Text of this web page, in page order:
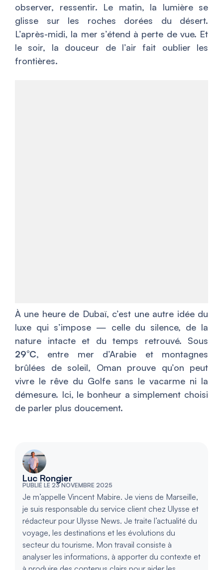
observer, ressentir. Le matin, la lumière se
glisse sur les roches dorées du désert.
L’après-midi, la mer s’étend à perte de vue. Et
le soir, la douceur de l’air fait oublier les
frontières.
À une heure de Dubaï, c’est une autre idée du
luxe qui s’impose — celle du silence, de la
nature intacte et du temps retrouvé. Sous
29°C, entre mer d’Arabie et montagnes
brûlées de soleil, Oman prouve qu’on peut
vivre le rêve du Golfe sans le vacarme ni la
démesure. Ici, le bonheur a simplement choisi
de parler plus doucement.
Luc Rongier
PUBLIÉ LE 23 NOVEMBRE 2025
Je m’appelle Vincent Mabire. Je viens de Marseille,
je suis responsable du service client chez Ulysse et
rédacteur pour Ulysse News. Je traite l’actualité du
voyage, les destinations et les évolutions du
secteur du tourisme. Mon travail consiste à
analyser les informations, à apporter du contexte et